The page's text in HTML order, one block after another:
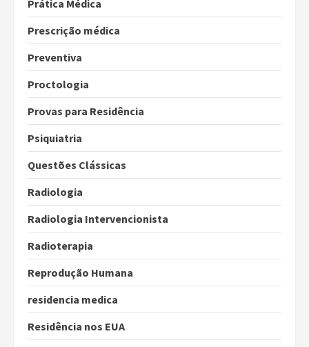
Prática Médica
Prescrição médica
Preventiva
Proctologia
Provas para Residência
Psiquiatria
Questões Clássicas
Radiologia
Radiologia Intervencionista
Radioterapia
Reprodução Humana
residencia medica
Residência nos EUA